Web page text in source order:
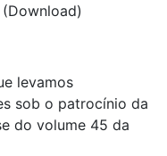
levamos
sob o patrocínio da
do volume 45 da